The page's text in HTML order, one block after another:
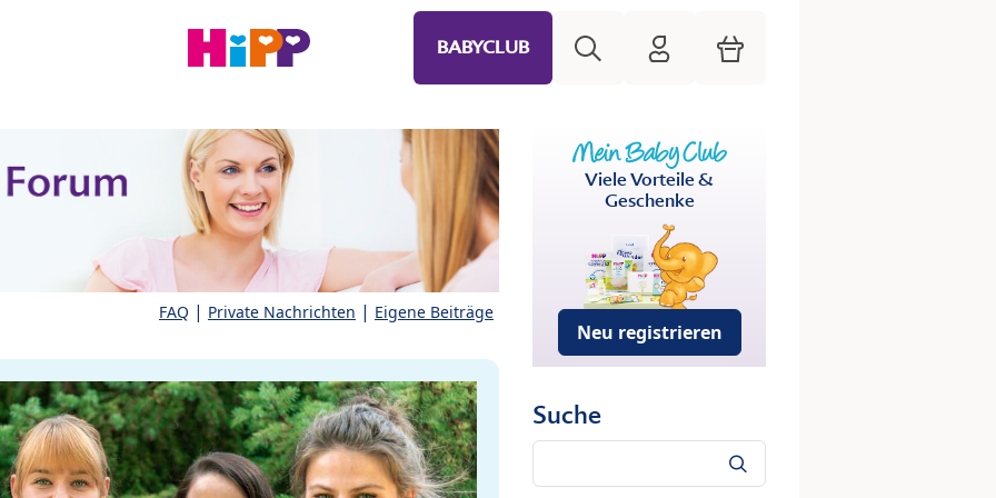
BABYCLUB HiPP Mein Babyclub
Warenkorb
FAQ | Private Nachrichten | Eigene Beiträge
Viele Vorteile &
Geschenke
Neu registrieren
Suche